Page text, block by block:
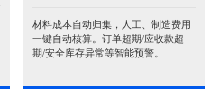
材料成本自动归集，人工、制造费用
一键自动核算。订单超期/应收款超
期/安全库存异常等智能预警。